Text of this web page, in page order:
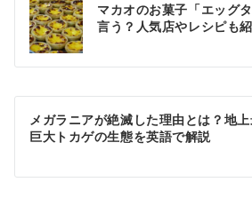
ン
マカオのお菓子「エッグ
言う？人気店やレシピも
メガラニアが絶滅した理由とは？地
巨大トカゲの生態を英語で解説